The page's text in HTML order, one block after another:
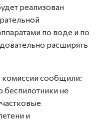
реализован
по воде и по
расширять
комиссии сообщили:
беспилотники не
и